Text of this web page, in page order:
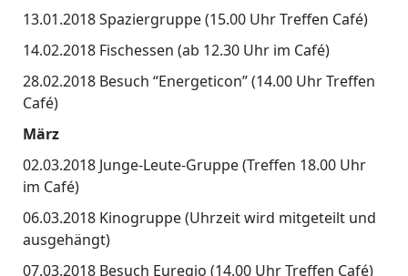
13.01.2018 Spaziergruppe (15.00 Uhr Treffen Café)
14.02.2018 Fischessen (ab 12.30 Uhr im Café)
28.02.2018 Besuch “Energeticon” (14.00 Uhr Treffen
Café)
März
02.03.2018 Junge-Leute-Gruppe (Treffen 18.00 Uhr
im Café)
06.03.2018 Kinogruppe (Uhrzeit wird mitgeteilt und
ausgehängt)
07.03.2018 Besuch Euregio (14.00 Uhr Treffen Café)